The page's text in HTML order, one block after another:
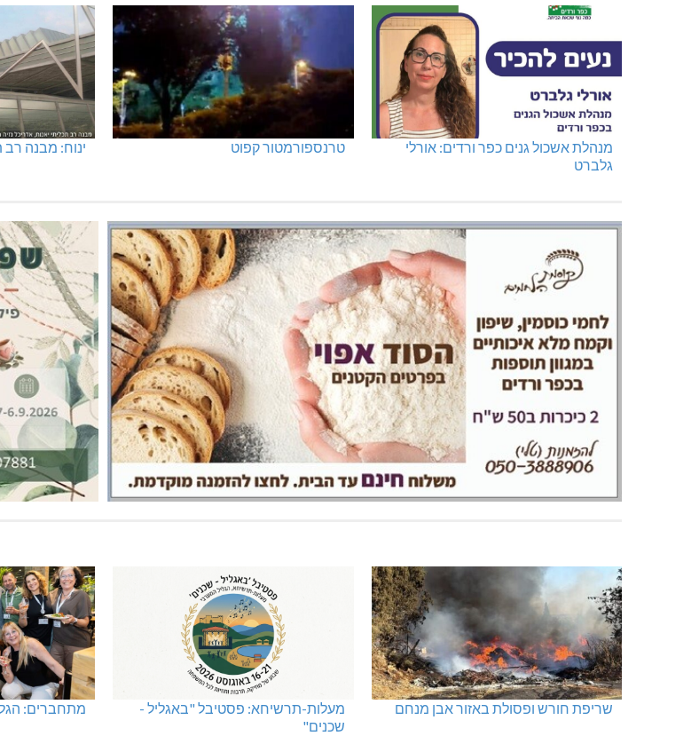
מנהלת אשכול גנים כפר ורדים: אורלי
גלברט
טרנספורמטור קפוט ינוח: מבנה רב
שריפת חורש ופסולת באזור אבן מנחם
מעלות-תרשיחא: פסטיבל "באגליל -
שכנים"
מתחברים: